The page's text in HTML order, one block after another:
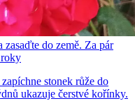
zasaďte do země. Za pár
stonek růže do
ukazuje čerstvé kořínky.